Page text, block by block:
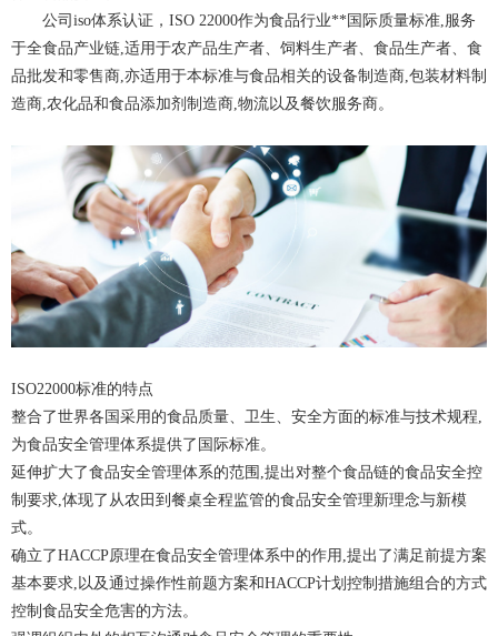
公司iso体系认证，ISO 22000作为食品行业**国际质量标准,服务
于全食品产业链,适用于农产品生产者、饲料生产者、食品生产者、食
品批发和零售商,亦适用于本标准与食品相关的设备制造商,包装材料制
造商,农化品和食品添加剂制造商,物流以及餐饮服务商。
ISO22000标准的特点
整合了世界各国采用的食品质量、卫生、安全方面的标准与技术规程,
为食品安全管理体系提供了国际标准。
延伸扩大了食品安全管理体系的范围,提出对整个食品链的食品安全控
制要求,体现了从农田到餐桌全程监管的食品安全管理新理念与新模
式。
确立了HACCP原理在食品安全管理体系中的作用,提出了满足前提方案
基本要求,以及通过操作性前题方案和HACCP计划控制措施组合的方式
控制食品安全危害的方法。